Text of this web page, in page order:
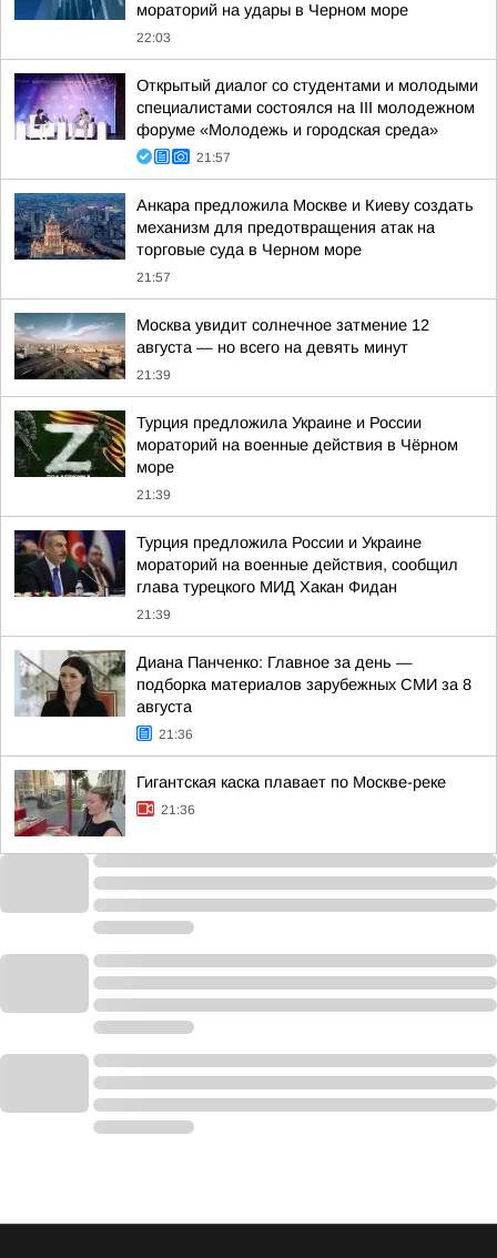
мораторий на удары в Черном море
22:03
Открытый диалог со студентами и молодыми
специалистами состоялся на III молодежном
форуме «Молодежь и городская среда»
21:57
Анкара предложила Москве и Киеву создать
механизм для предотвращения атак на
торговые суда в Черном море
21:57
Москва увидит солнечное затмение 12
августа — но всего на девять минут
21:39
Турция предложила Украине и России
мораторий на военные действия в Чёрном
море
21:39
Турция предложила России и Украине
мораторий на военные действия, сообщил
глава турецкого МИД Хакан Фидан
21:39
Диана Панченко: Главное за день —
подборка материалов зарубежных СМИ за 8
августа
21:36
Гигантская каска плавает по Москве-реке
21:36